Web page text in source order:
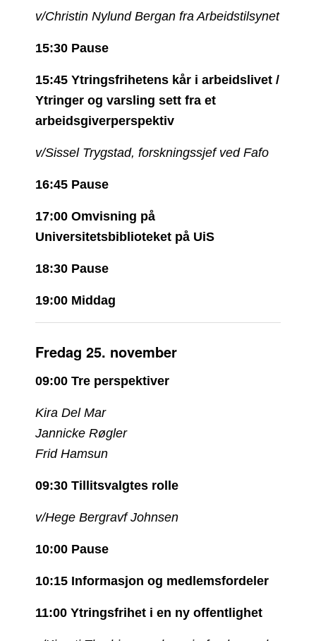
v/Christin Nylund Bergan fra Arbeidstilsynet
15:30 Pause
15:45 Ytringsfrihetens kår i arbeidslivet /
Ytringer og varsling sett fra et
arbeidsgiverperspektiv
v/Sissel Trygstad, forskningssjef ved Fafo
16:45 Pause
17:00 Omvisning på
Universitetsbiblioteket på UiS
18:30 Pause
19:00 Middag
Fredag 25. november
09:00 Tre perspektiver
Kira Del Mar
Jannicke Røgler
Frid Hamsun
09:30 Tillitsvalgtes rolle
v/Hege Bergravf Johnsen
10:00 Pause
10:15 Informasjon og medlemsfordeler
11:00 Ytringsfrihet i en ny offentlighet